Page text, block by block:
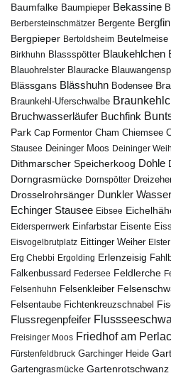
Baumfalke Baumpieper Bekassine
Berbersteinschmätzer Bergente
Bergpieper Bertoldsheim Beutelmeise
Birkhuhn Blassspötter Blaukehlchen
Blauohrelster Blauracke
Blässgans Blässhuhn Bodensee
Braunkehl-Uferschwalbe
Bruchwasserläufer Buchfink
Park Cap Formentor Cham Chiemsee
Stausee Deininger Moos Deininger
Dithmarscher Speicherkoog Dohle
Dorngrasmücke Dornspötter
Drosselrohrsänger Dunkler
Echinger Stausee Eibsee
Eidersperrwerk Einfarbstar Eisente
Eisvogelbrutplatz Eittinger Weiher Elster
Erg Chebbi Ergolding Erlenzeisig
Falkenbussard Federsee Feldlerche
Felsenhuhn Felsenkleiber
Felsentaube Fichtenkreuzschnabel
Flussregenpfeifer
Freisinger Moos Friedhof am
Fürstenfeldbruck Garchinger Heide
Gartengrasmücke Gartenrotschwanz